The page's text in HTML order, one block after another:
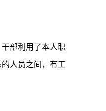
部利用了本人职
人员之间，有工